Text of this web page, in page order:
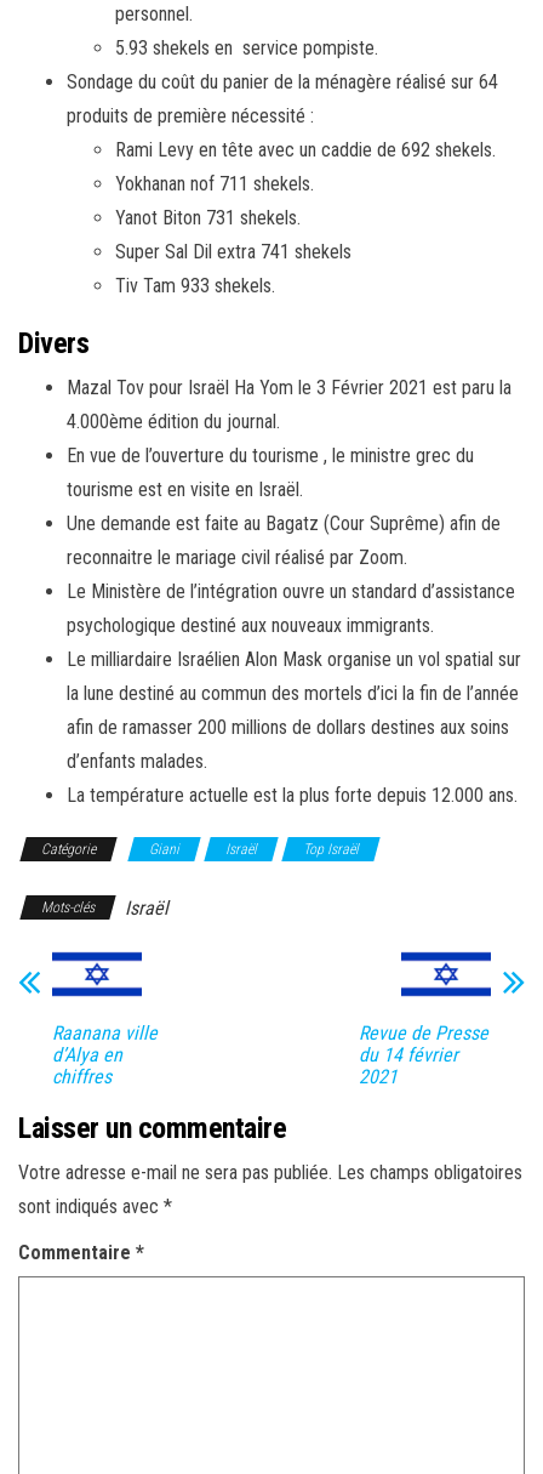
personnel.
5.93 shekels en service pompiste.
Sondage du coût du panier de la ménagère réalisé sur 64
produits de première nécessité :
Rami Levy en tête avec un caddie de 692 shekels.
Yokhanan nof 711 shekels.
Yanot Biton 731 shekels.
Super Sal Dil extra 741 shekels
Tiv Tam 933 shekels.
Divers
Mazal Tov pour Israël Ha Yom le 3 Février 2021 est paru la
4.000ème édition du journal.
En vue de l’ouverture du tourisme , le ministre grec du
tourisme est en visite en Israël.
Une demande est faite au Bagatz (Cour Suprême) afin de
reconnaitre le mariage civil réalisé par Zoom.
Le Ministère de l’intégration ouvre un standard d’assistance
psychologique destiné aux nouveaux immigrants.
Le milliardaire Israélien Alon Mask organise un vol spatial sur
la lune destiné au commun des mortels d’ici la fin de l’année
afin de ramasser 200 millions de dollars destines aux soins
d’enfants malades.
La température actuelle est la plus forte depuis 12.000 ans.
Catégorie Giani Israël Top Israël
Mots-clés Israël
Raanana ville
d’Alya en
chiffres
Revue de Presse
du 14 février
2021
Laisser un commentaire
Votre adresse e-mail ne sera pas publiée. Les champs obligatoires
sont indiqués avec *
Commentaire *